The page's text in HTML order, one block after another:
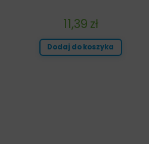
11,39 zł
Dodaj do koszyka